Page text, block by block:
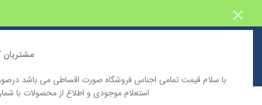
مشتریان
با سلام قیمت تمامی اجناس فروشگاه صورت اقساطی می باشد
استعلام موجودی و اطلاع از محصولات با شماره 09129646332 تماس حاصلفروشگاه اینترنتی پیش بیندسته بندی محصولاتکاتالوگ